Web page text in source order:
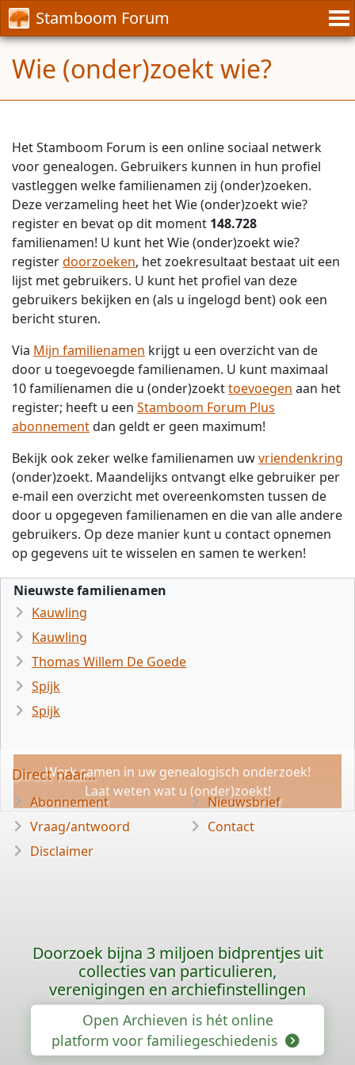
Stamboom Forum
Wie (onder)zoekt wie?
Het Stamboom Forum is een online sociaal netwerk
voor genealogen. Gebruikers kunnen in hun profiel
vastleggen welke familienamen zij (onder)zoeken.
Deze verzameling heet het Wie (onder)zoekt wie?
register en bevat op dit moment 148.728
familienamen! U kunt het Wie (onder)zoekt wie?
registerdoorzoeken, het zoekresultaat bestaat uit een
lijst met gebruikers. U kunt het profiel van deze
gebruikers bekijken en (als u ingelogd bent) ook een
bericht sturen.
Via Mijn familienamen krijgt u een overzicht van de
door u toegevoegde familienamen. U kunt maximaal
10 familienamen die u (onder)zoekttoevoegen aan het
register; heeft u een Stamboom Forum Plus
abonnementdan geldt er geen maximum!
Bekijk ook zeker welke familienamen uwvriendenkring
(onder)zoekt. Maandelijks ontvangt elke gebruiker per
e-mail een overzicht met overeenkomsten tussen de
door u opgegeven familienamen en die van alle andere
gebruikers. Op deze manier kunt u contact opnemen
op gegevens uit te wisselen en samen te werken!
Nieuwste familienamen
Kauwling
Kauwling
Thomas Willem De Goede
Spijk
Spijk
Werk samen in uw genealogisch onderzoek!
Laat weten wat u (onder)zoekt!
Direct naar...
Abonnement
Vraag/antwoord
Disclaimer
Nieuwsbrief
Contact
Doorzoek bijna 3 miljoen bidprentjes uit
collecties van particulieren,
verenigingen en archiefinstellingen
Open Archieven is hét online
platform voor familiegeschiedenis